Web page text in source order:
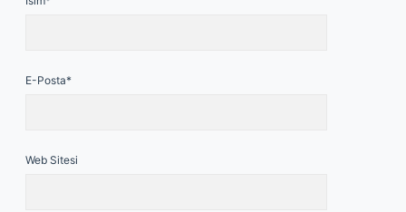
E-Posta*
Web Sitesi